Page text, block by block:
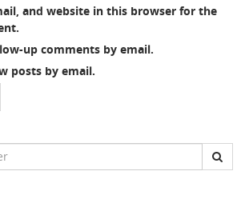
and website in this browser for the
up comments by email.
posts by email.